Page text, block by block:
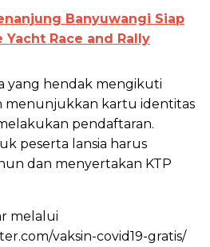
Banyuwangi Siap
Race and Rally
yang hendak mengikuti
menunjukkan kartu identitas
pendaftaran.
peserta lansia harus
dan menyertakan KTP
melalui
vaksin-covid19-gratis/